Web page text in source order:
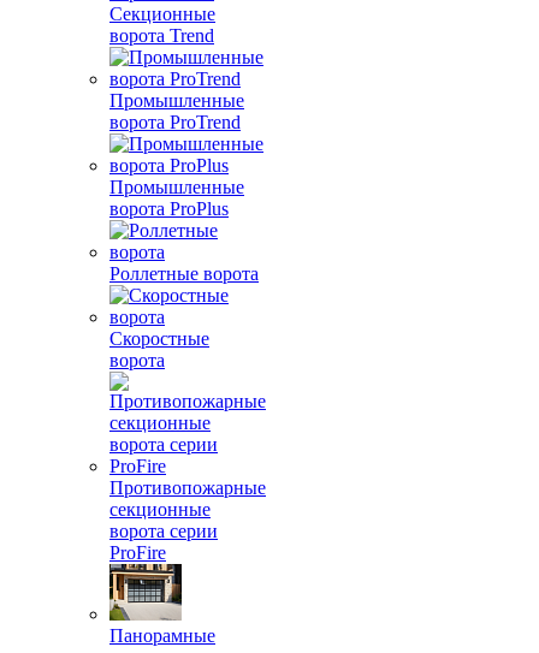
Секционные
ворота Trend
Промышленные
ворота ProTrend
Промышленные
ворота ProPlus
Роллетные ворота
Скоростные
ворота
Противопожарные
секционные
ворота серии
ProFire
Панорамные